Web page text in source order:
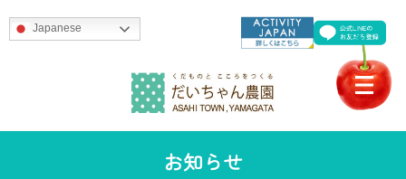
Japanese
お知らせ